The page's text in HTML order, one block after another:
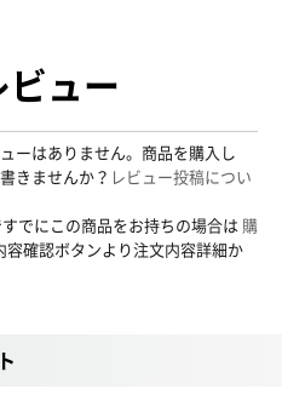
ュー
ーはありません。商品を購入し
きませんか？ レビュー投稿につい
でにこの商品をお持ちの場合は 購
容確認ボタンより注文内容詳細か